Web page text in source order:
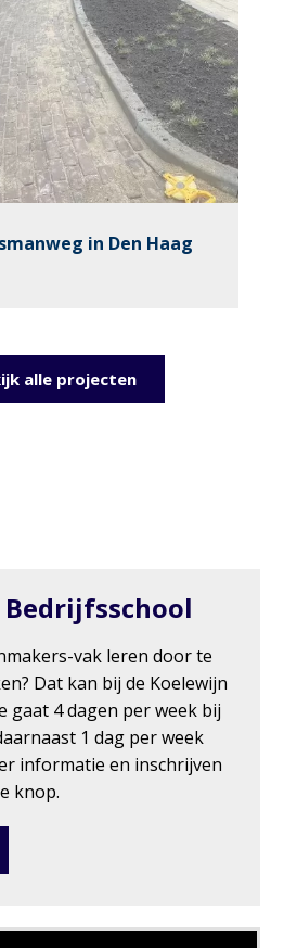
in Den Haag
alle projecten
vak leren door te
Dat kan bij de Koelewijn
gaat 4 dagen per week bij
1 dag per week
informatie en inschrijven
knop.